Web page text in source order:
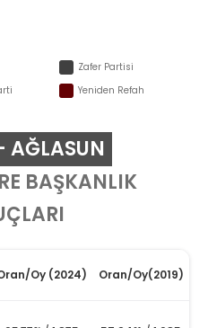
Zafer Partisi
Yeniden Refah
AĞLASUN
BAŞKANLIK
/Oy (2024) Oran/Oy(2019)